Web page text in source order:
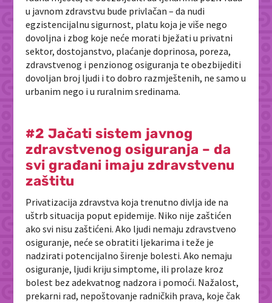
u javnom zdravstvu bude privlačan – da nudi
egzistencijalnu sigurnost, platu koja je više nego
dovoljna i zbog koje neće morati bježati u privatni
sektor, dostojanstvo, plaćanje doprinosa, poreza,
zdravstvenog i penzionog osiguranja te obezbijediti
dovoljan broj ljudi i to dobro razmještenih, ne samo u
urbanim nego i u ruralnim sredinama.
#2 Jačati sistem javnog
zdravstvenog osiguranja – da
svi građani imaju zdravstvenu
zaštitu
Privatizacija zdravstva koja trenutno divlja ide na
uštrb situacija poput epidemije. Niko nije zaštićen
ako svi nisu zaštićeni. Ako ljudi nemaju zdravstveno
osiguranje, neće se obratiti ljekarima i teže je
nadzirati potencijalno širenje bolesti. Ako nemaju
osiguranje, ljudi kriju simptome, ili prolaze kroz
bolest bez adekvatnog nadzora i pomoći. Nažalost,
prekarni rad, nepoštovanje radničkih prava, koje čak